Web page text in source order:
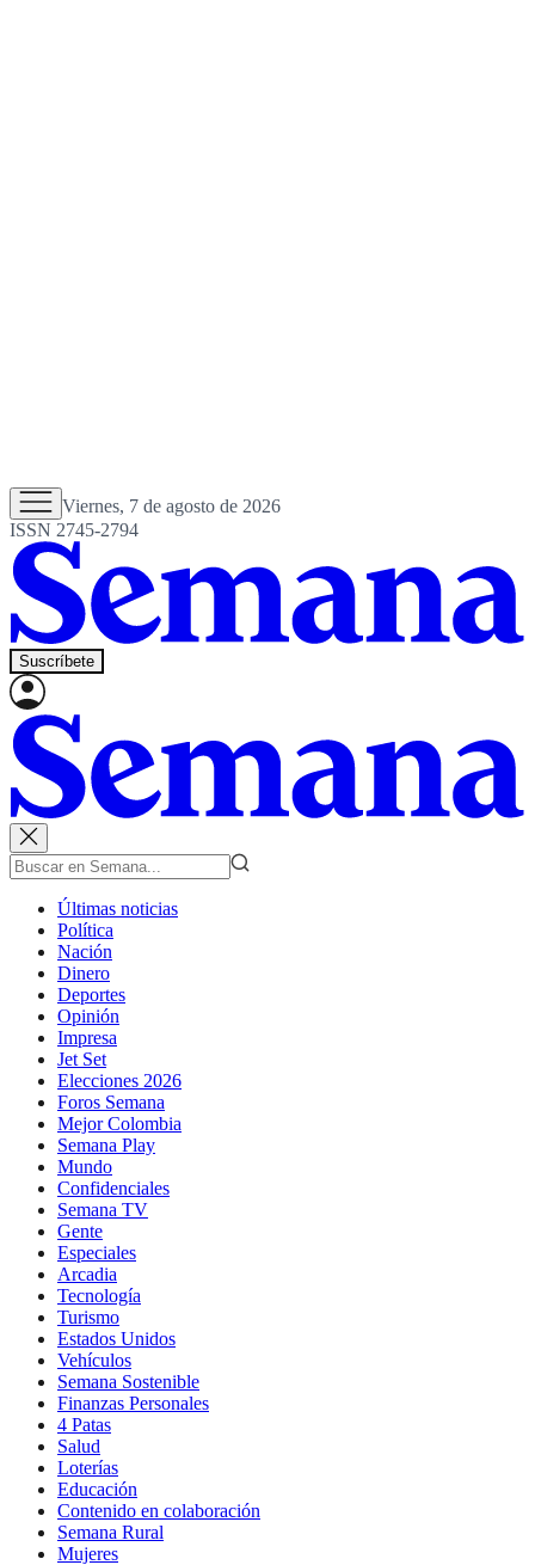
Viernes, 7 de agosto de 2026
ISSN 2745-2794
Suscríbete
Últimas noticias
Política
Nación
Dinero
Deportes
Opinión
Impresa
Jet Set
Elecciones 2026
Foros Semana
Mejor Colombia
Semana Play
Mundo
Confidenciales
Semana TV
Gente
Especiales
Arcadia
Tecnología
Turismo
Estados Unidos
Vehículos
Semana Sostenible
Finanzas Personales
4 Patas
Salud
Loterías
Educación
Contenido en colaboración
Semana Rural
Mujeres